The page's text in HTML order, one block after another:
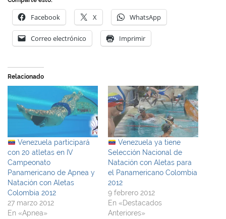
Facebook X WhatsApp
Correo electrónico Imprimir
Relacionado
Venezuela participará
con 20 atletas en IV
Campeonato
Panamericano de Apnea y
Natación con Aletas
Colombia 2012
27 marzo 2012
En «Apnea»
Venezuela ya tiene
Selección Nacional de
Natación con Aletas para
el Panamericano Colombia
2012
9 febrero 2012
En «Destacados
Anteriores»